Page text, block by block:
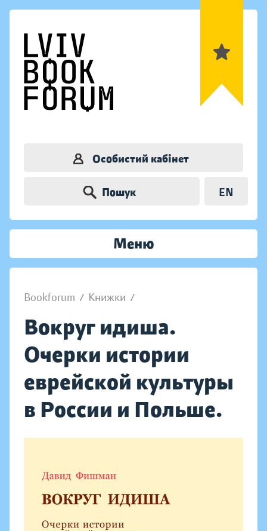
Особистий кабінет
Пошук EN
Меню
Bookforum / Книжки /
Вокруг идиша.
Очерки истории
еврейской культуры
в России и Польше.